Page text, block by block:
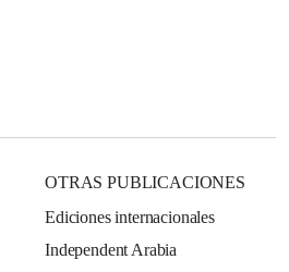
OTRAS PUBLICACIONES
Ediciones internacionales
Independent Arabia